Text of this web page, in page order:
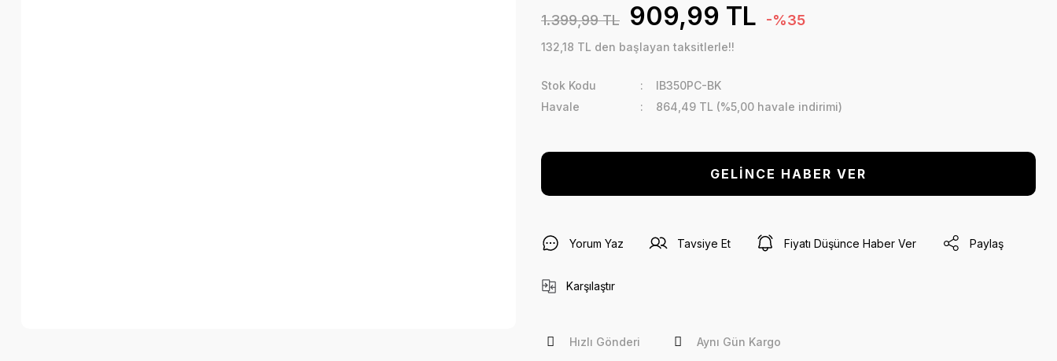
1.399,99 TL 909,99 TL -%35
132,18 TL den başlayan taksitlerle!!
Stok Kodu
IB350PC-BK
Havale
864,49 TL (%5,00 havale indirimi)
GELİNCE HABER VER
Yorum Yaz Tavsiye Et Fiyatı Düşünce Haber Ver Paylaş
Karşılaştır
Hızlı Gönderi Aynı Gün Kargo